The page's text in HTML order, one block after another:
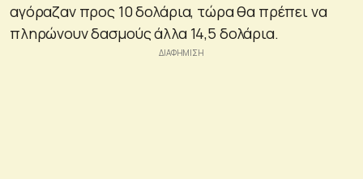
αγόραζαν προς 10 δολάρια, τώρα θα πρέπει να
πληρώνουν δασμούς άλλα 14,5 δολάρια.